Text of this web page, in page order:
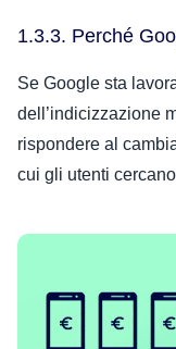
1.3.3. Perché
Se Google sta
dell’indicizzazione
rispondere al
cui gli utenti